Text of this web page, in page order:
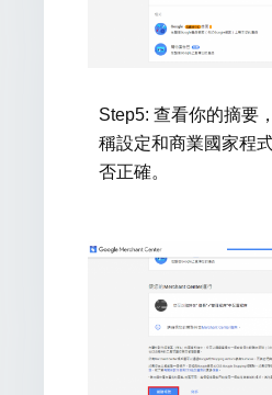
Step5: 查看你的摘要
稱設定和商業國家程
否正確。